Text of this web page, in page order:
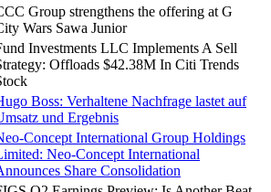
Group strengthens the offering at G
Wars Sawa Junior
Investments LLC Implements A Sell
Offloads $42.38M In Citi Trends
Boss: Verhaltene Nachfrage lastet auf
und Ergebnis
Concept International Group Holdings
Neo-Concept International
Share Consolidation